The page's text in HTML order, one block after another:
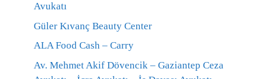
Avukatı
Güler Kıvanç Beauty Center
ALA Food Cash – Carry
Av. Mehmet Akif Dövencik – Gaziantep Ceza